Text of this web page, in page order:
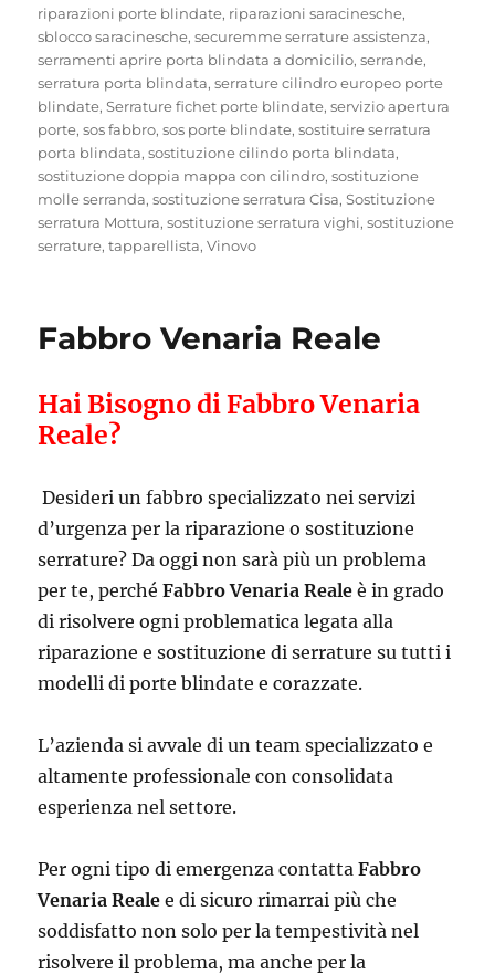
riparazioni porte blindate, riparazioni saracinesche,
sblocco saracinesche,securemme serrature assistenza,
serramenti aprire porta blindata a domicilio,serrande,
serratura porta blindata,serrature cilindro europeo porte
blindate,Serrature fichet porte blindate,servizio apertura
porte,sos fabbro,sos porte blindate,sostituire serratura
porta blindata,sostituzione cilindo porta blindata,
sostituzione doppia mappa con cilindro,sostituzione
molle serranda,sostituzione serratura Cisa,Sostituzione
serratura Mottura,sostituzione serratura vighi,sostituzione
serrature,tapparellista,Vinovo
Fabbro Venaria Reale
Hai Bisogno di Fabbro Venaria
Reale?
Desideri un fabbro specializzato nei servizi
d’urgenza per la riparazione o sostituzione
serrature? Da oggi non sarà più un problema
per te, perchéFabbro Venaria Reale è in grado
di risolvere ogni problematica legata alla
riparazione e sostituzione di serrature su tutti i
modelli di porte blindate e corazzate.
L’azienda si avvale di un team specializzato e
altamente professionale con consolidata
esperienza nel settore.
Per ogni tipo di emergenza contattaFabbro
Venaria Reale e di sicuro rimarrai più che
soddisfatto non solo per la tempestività nel
risolvere il problema, ma anche per la